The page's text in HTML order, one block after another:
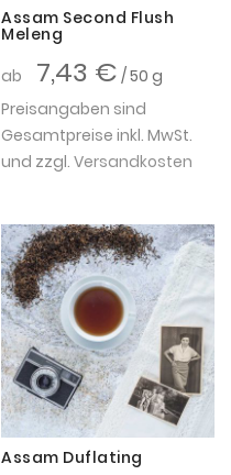
Assam Second Flush
Meleng
ab
7,43 € / 50 g
Preisangaben sind
Gesamtpreise inkl. MwSt.
und zzgl. Versandkosten
Assam Duflating